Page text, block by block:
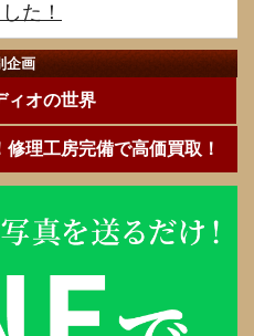
た！
企画
ィオの世界
理工房完備で高価買取！